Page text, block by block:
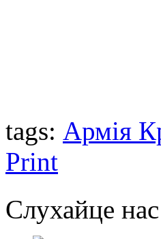
tags: Армія
Print
Слухайце нас